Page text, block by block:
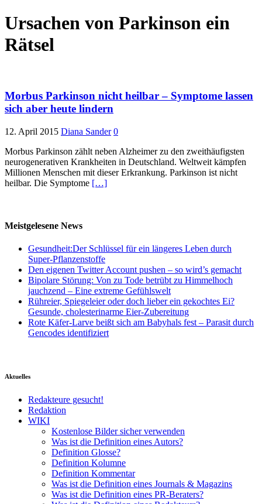
Ursachen von Parkinson ein
Rätsel
Morbus Parkinson nicht heilbar – Symptome lassen
sich aber heute lindern
12. April 2015 Diana Sander 0
Morbus Parkinson zählt neben Alzheimer zu den zweithäufigsten
neurogenerativen Krankheiten in Deutschland. Weltweit kämpfen
Millionen Menschen mit dieser Erkrankung. Parkinson ist nicht
heilbar. Die Symptome […]
Meistgelesene News
Gesundheit:Der Schlüssel für ein längeres Leben durch
Super-Pflanzenstoffe
Den eigenen Twitter Account pushen – so wird’s gemacht
Bipolare Störung: Von zu Tode betrübt zu Himmelhoch
jauchzend – Eine extreme Gefühlswelt
Rühreier, Spiegeleier oder doch lieber ein gekochtes Ei?
Gesunde, cholesterinarme Eier-Zubereitung
Rote Käfer-Larve beißt sich am Babyhals fest – Parasit durch
Gencodes identifiziert
Aktuelles
Redakteure gesucht!
Redaktion
WIKI
Kostenlose Bilder sicher verwenden
Was ist die Definition eines Autors?
Definition Glosse?
Definition Kolumne
Definition Kommentar
Was ist die Definition eines Journals & Magazins
Was ist die Definition eines PR-Beraters?